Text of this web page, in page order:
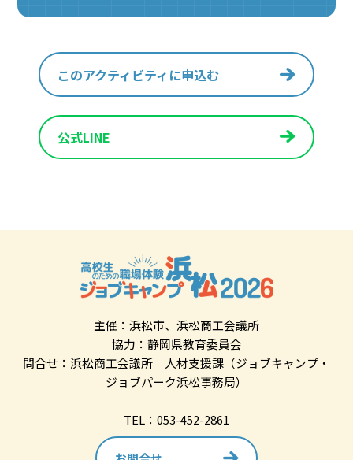
このアクティビティに申込む
公式LINE
主催：浜松市、浜松商工会議所
協力：静岡県教育委員会
問合せ：浜松商工会議所 人材支援課（ジョブキャンプ・
ジョブパーク浜松事務局）
TEL：053-452-2861